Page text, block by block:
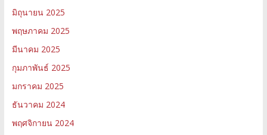
มิถุนายน 2025
พฤษภาคม 2025
มีนาคม 2025
กุมภาพันธ์ 2025
มกราคม 2025
ธันวาคม 2024
พฤศจิกายน 2024